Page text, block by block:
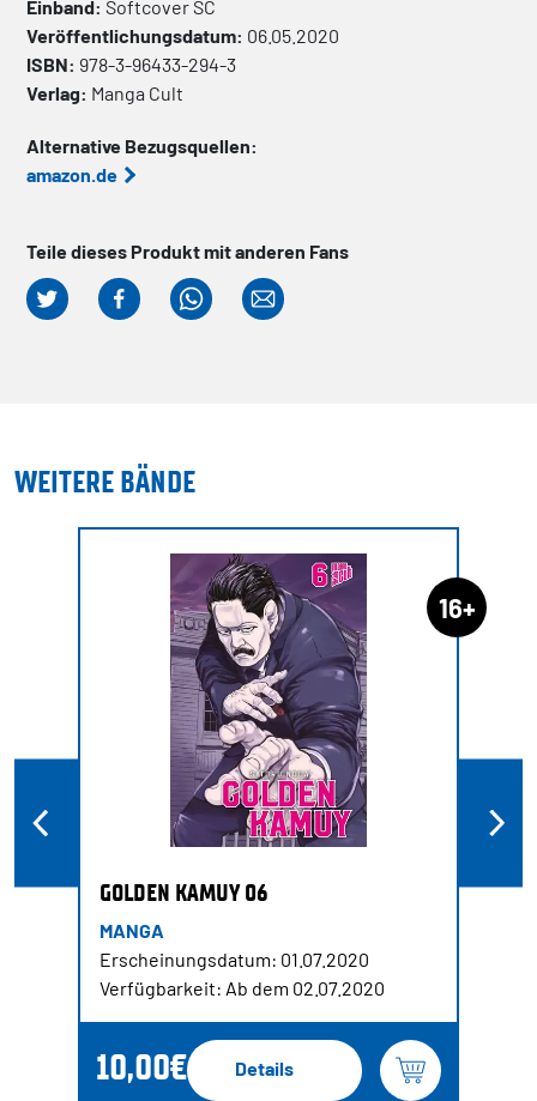
Einband: SoftcoverSC
Veröffentlichungsdatum: 06.05.2020
ISBN: 978-3-96433-294-3
Verlag: Manga Cult
Alternative Bezugsquellen:
amazon.de
Teile dieses Produkt mit anderen Fans
WEITERE BÄNDE
16+
GOLDEN KAMUY 06
MANGA
Erscheinungsdatum: 01.07.2020
Verfügbarkeit: Ab dem 02.07.2020
10,00€ Details